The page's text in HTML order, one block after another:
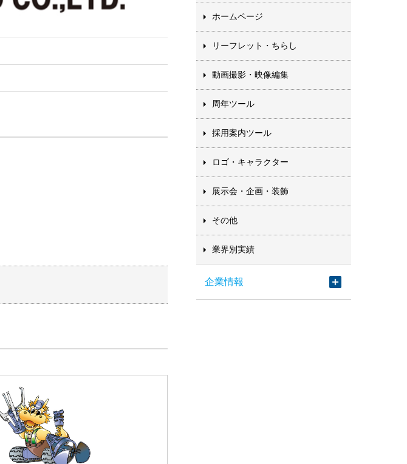
ホームページ
リーフレット・ちらし
動画撮影・映像編集
周年ツール
採用案内ツール
ロゴ・キャラクター
展示会・企画・装飾
その他
業界別実績
企業情報